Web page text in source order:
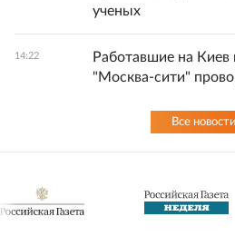
ученых
14:22
Работавшие на
"Москва-сити"
Все новости